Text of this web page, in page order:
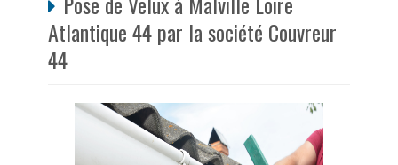
Atlantique 44 par la société Couvreur
44